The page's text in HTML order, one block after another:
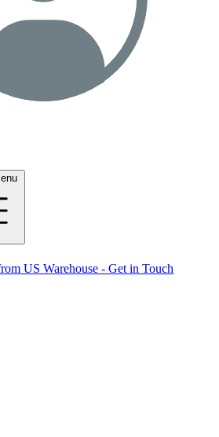
US Warehouse - Get in Touch